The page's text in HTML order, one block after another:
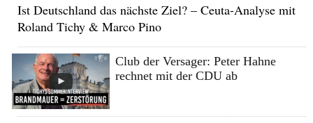
Ist Deutschland das nächste Ziel? – Ceuta-Analyse mit
Roland Tichy & Marco Pino
Club der Versager: Peter Hahne
rechnet mit der CDU ab